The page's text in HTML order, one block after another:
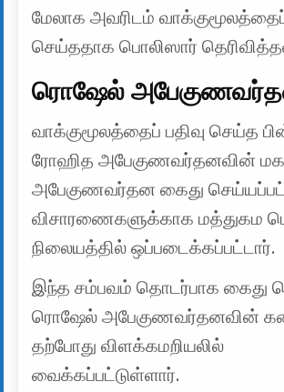
மேலாக அவரிடம் வாக்குமூலத்தைப்
செய்ததாக பொலிஸார்
ரொஷேல்
வாக்குமூலத்தைப் பதிவு செய்த
ரோஹித அபேகுணவர்தனவின்
அபேகுணவர்தன கைது
விசாரணைகளுக்காக மத்துகம
நிலையத்தில் ஒப்படைக்கப்பட்டார்.
இந்த சம்பவம் தொடர்பாக கைது
ரொஷேல் அபேகுணவர்தனவின்
தற்போது விளக்கமறியலில்
வைக்கப்பட்டுள்ளார்.